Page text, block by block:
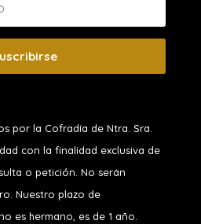
por la Cofradía de Ntra. Sra.
con la finalidad exclusiva de
o petición. No serán
Nuestro plazo de
es hermano, es de 1 año.